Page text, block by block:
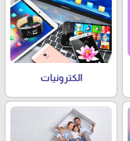
الكترونيات